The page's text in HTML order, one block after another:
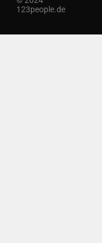
123people.de